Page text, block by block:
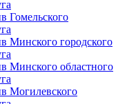
Гомельского
Минского городского
Минского областного
Могилевского